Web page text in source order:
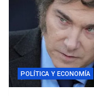
POLÍTICA Y ECONOMÍA